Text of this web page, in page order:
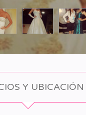
Y UBICACIÓN